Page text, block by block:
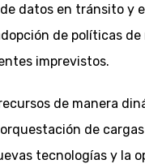
datos en tránsito y
de políticas
imprevistos.
de manera
de
tecnologías y la